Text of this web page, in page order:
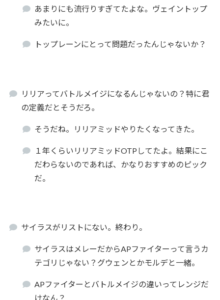
あまりにも流行りすぎてたよな。ヴェイントップ
みたいに。
トップレーンにとって問題だったんじゃないか？
リリアってバトルメイジになるんじゃないの？特に君
の定義だとそうだろ。
そうだね。リリアミッドやりたくなってきた。
１年くらいリリアミッドOTPしてたよ。結果にこ
だわらないのであれば、かなりおすすめのピック
だ。
サイラスがリストにない。終わり。
サイラスはメレーだからAPファイターって言うカ
テゴリじゃない？グウェンとかモルデと一緒。
APファイターとバトルメイジの違いってレンジだ
けなん？